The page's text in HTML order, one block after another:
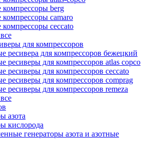
berg
camaro
ceccato
для компрессоров
ресивера для компрессоров бежецкий
ресиверы для компрессоров atlas copco
ресиверы для компрессоров ceccato
ресиверы для компрессоров comprag
ресиверы для компрессоров remeza
азота
кислорода
генераторы азота и азотные